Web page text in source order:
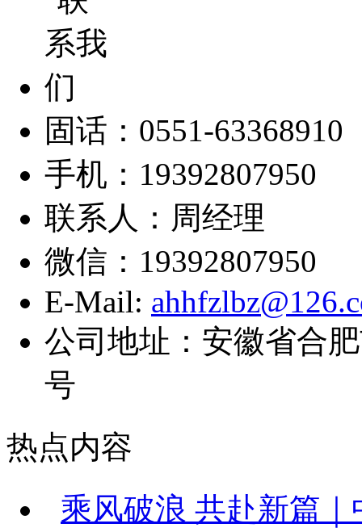
固话：0551-63368910
手机：19392807950
联系人：周经理
微信：19392807950
E-Mail:
公司地址：安徽省合
号
热点内容
乘风破浪 共赴新篇｜